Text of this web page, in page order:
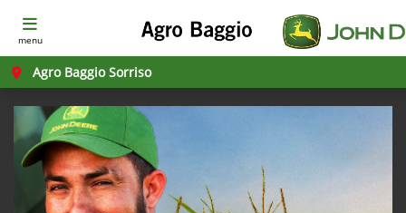
menu
Agro Baggio Sorriso